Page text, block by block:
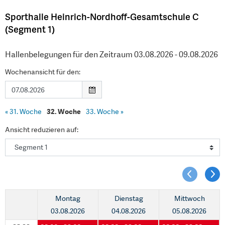
Sporthalle Heinrich-Nordhoff-Gesamtschule C
(Segment 1)
Hallenbelegungen für den Zeitraum 03.08.2026 - 09.08.2026
Wochenansicht für den:
«31. Woche 32. Woche 33. Woche »
Ansicht reduzieren auf:
Montag
03.08.2026
Dienstag
04.08.2026
Mittwoch
05.08.2026